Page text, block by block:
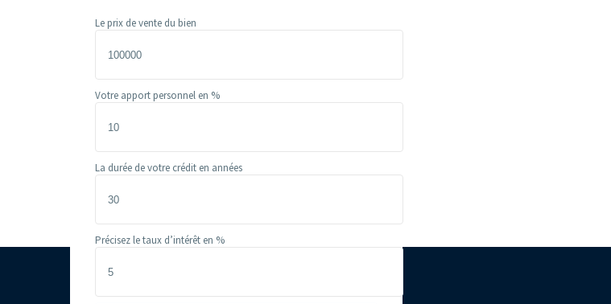
Le prix de vente du bien
Votre apport personnel en %
La durée de votre crédit en années
Précisez le taux d’intérêt en %